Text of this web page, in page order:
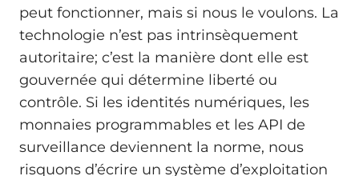
peut fonctionner, mais si nous le voulons. La
technologie n’est pas intrinsèquement
autoritaire; c’est la manière dont elle est
gouvernée qui détermine liberté ou
contrôle. Si les identités numériques, les
monnaies programmables et les API de
surveillance deviennent la norme, nous
risquons d’écrire un système d’exploitation